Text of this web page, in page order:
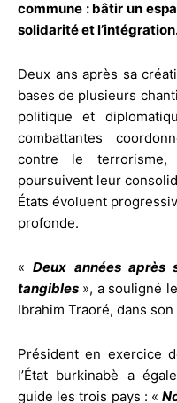
commune : bâtir un
solidarité et
Deux ans après sa
bases de plusieurs
politique et
combattantes
contre le terrorisme,
poursuivent leur
États évoluent
profonde.
«Deux années après
tangibles », a souligné
Ibrahim Traoré, dans
Président en exercice
l’État burkinabè a
guide les trois pays : «